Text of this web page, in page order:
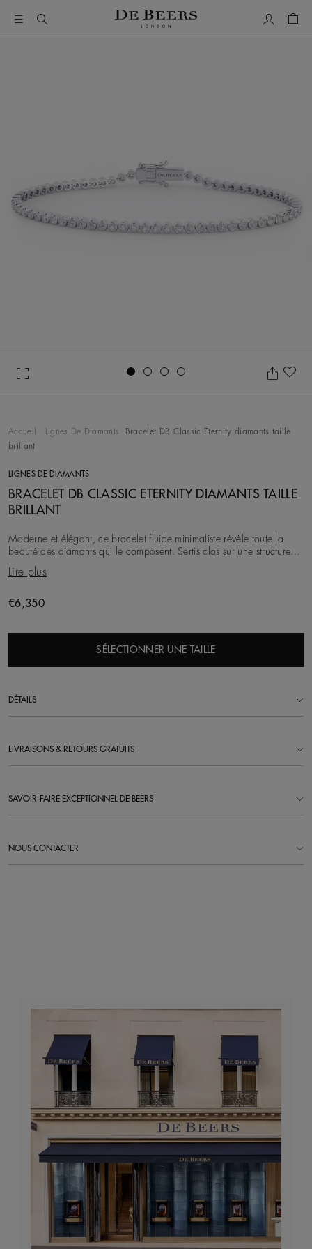
Accueil Lignes De Diamants
Bracelet DB Classic Eternity diamants taille
brillant
LIGNES DE DIAMANTS
BRACELET DB CLASSIC ETERNITY DIAMANTS TAILLE
BRILLANT
Moderne et élégant, ce bracelet fluide minimaliste révèle toute la
beauté des diamants qui le composent. Sertis clos sur une structure
en or blanc 18 carats, de cett
Lire plus
Original price
€6,350
SÉLECTIONNER UNE TAILLE
DÉTAILS
LIVRAISONS & RETOURS GRATUITS
SAVOIR-FAIRE EXCEPTIONNEL DE BEERS
NOUS CONTACTER